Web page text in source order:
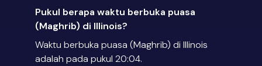
Pukul berapa waktu berbuka puasa
(Maghrib) di Illinois?
Waktu berbuka puasa (Maghrib) di Illinois
adalah pada pukul 20:04.